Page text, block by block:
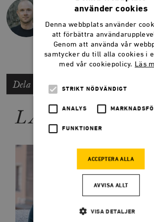
Lars Anders Johansson är
och tidigare chefredaktör på
driver också podcasten
Dela artikeln
LÄS MER
använder cookies
Denna webbplats använder
att förbättra
Genom att använda vår
samtycker du till alla cookies i
med vår cookiepolicy. Läs
STRIKT NÖDVÄNDIGT
ANALYS
FUNKTIONER
ACCEPTERA ALLA
AVVISA ALLT
VISA DETALJER